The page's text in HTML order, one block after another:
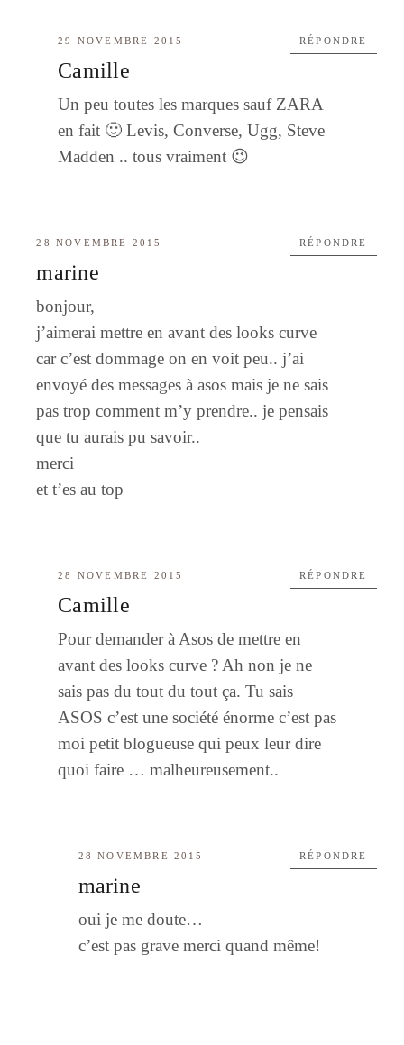
29 NOVEMBRE 2015
Camille
Un peu toutes les marques sauf ZARA
en fait 🙂 Levis, Converse, Ugg, Steve
Madden .. tous vraiment 😉
RÉPONDRE
28 NOVEMBRE 2015
marine
bonjour,
j’aimerai mettre en avant des looks curve
car c’est dommage on en voit peu.. j’ai
envoyé des messages à asos mais je ne sais
pas trop comment m’y prendre.. je pensais
que tu aurais pu savoir..
merci
et t’es au top
RÉPONDRE
28 NOVEMBRE 2015
Camille
Pour demander à Asos de mettre en
avant des looks curve ? Ah non je ne
sais pas du tout du tout ça. Tu sais
ASOS c’est une société énorme c’est pas
moi petit blogueuse qui peux leur dire
quoi faire … malheureusement..
RÉPONDRE
28 NOVEMBRE 2015
marine
oui je me doute…
c’est pas grave merci quand même!
RÉPONDRE